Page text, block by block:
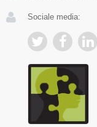
Sociale media: